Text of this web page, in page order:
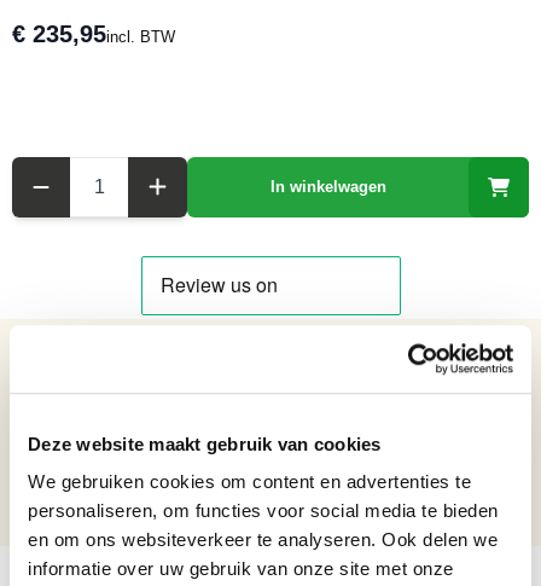
Deze website maakt gebruik van cookies
We gebruiken cookies om content en advertenties te
personaliseren, om functies voor social media te bieden
en om ons websiteverkeer te analyseren. Ook delen we
informatie over uw gebruik van onze site met onze
€ 235,95incl. BTW
In winkelwagen
Netto gewicht: 2.76
Hoogte: 44,1
Diameter: 20,3